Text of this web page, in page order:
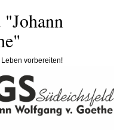
vorbereiten!